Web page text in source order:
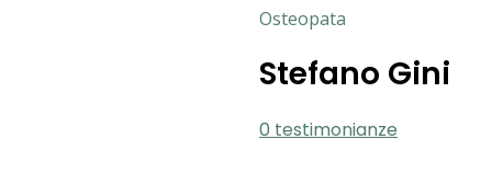
Osteopata
Stefano Gini
0 testimonianze